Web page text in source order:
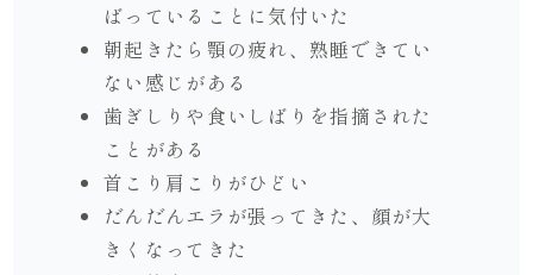
ばっていることに気付いた
朝起きたら顎の疲れ、熟睡できてい
ない感じがある
歯ぎしりや食いしばりを指摘された
ことがある
首こり肩こりがひどい
だんだんエラが張ってきた、顔が大
きくなってきた